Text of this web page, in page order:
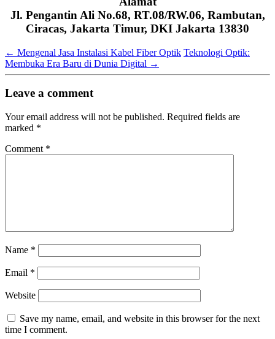
Jl. Pengantin Ali No.68, RT.08/RW.06, Rambutan,
Ciracas, Jakarta Timur, DKI Jakarta 13830
← Mengenal Jasa Instalasi Kabel Fiber Optik Teknologi Optik:
Membuka Era Baru di Dunia Digital →
Leave a comment
Your email address will not be published. Required fields are
marked *
Comment *
Name *
Email *
Website
Save my name, email, and website in this browser for the next
time I comment.